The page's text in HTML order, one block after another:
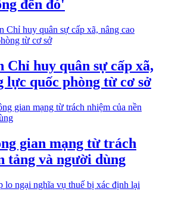
đến đó'
Chỉ huy quân sự cấp xã,
lực quốc phòng từ cơ sở
gian mạng từ trách
tảng và người dùng